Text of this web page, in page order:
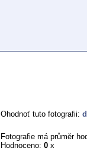
Ohodnoť tuto fotografii:
Fotografie má průměr
Hodnoceno: 0 x